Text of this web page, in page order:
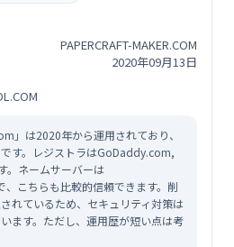
PAPERCRAFT-MAKER.COM
2020年09月13日
」は2020年から運用されており、
す。レジストラはGoDaddy.com,
。ネームサーバーは
こちらも比較的信頼できます。削
れているため、セキュリティ対策は
ます。ただし、運用歴が短い点は考